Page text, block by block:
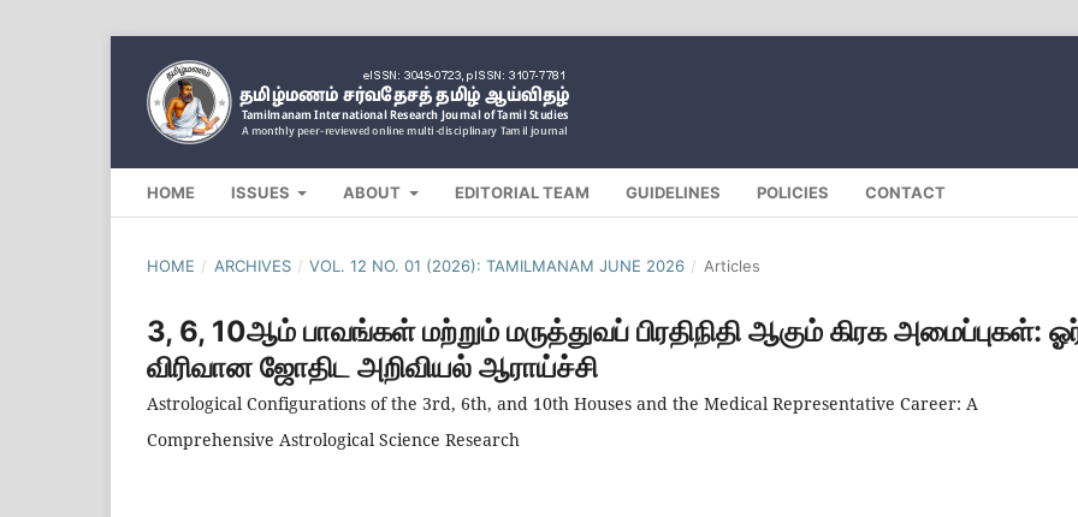
HOME ISSUES ABOUT EDITORIAL TEAM GUIDELINES POLICIES CONTACT
HOME / ARCHIVES / VOL. 12 NO. 01 (2026): TAMILMANAM JUNE 2026 / Articles
3, 6, 10ஆம் பாவங்கள் மற்றும் மருத்துவப் பிரதிநிதி ஆகும் கிரக அமைப்புகள்:
விரிவான ஜோதிட அறிவியல் ஆராய்ச்சி
Astrological Configurations of the 3rd, 6th, and 10th Houses and the Medical Representative Career: A
Comprehensive Astrological Science Research